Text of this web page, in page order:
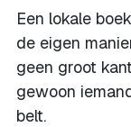
Een lokale
de eigen
geen groot
gewoon
belt.